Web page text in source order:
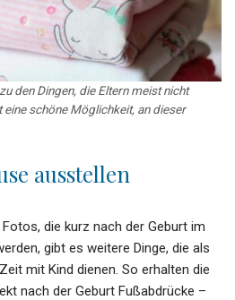
den Dingen, die Eltern meist nicht
eine schöne Möglichkeit, an dieser
ausstellen
die kurz nach der Geburt im
gibt es weitere Dinge, die als
mit Kind dienen. So erhalten die
nach der Geburt Fußabdrücke –